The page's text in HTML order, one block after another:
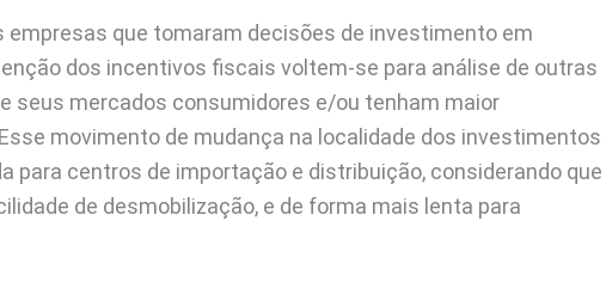
empresas que tomaram decisões de investimento em
dos incentivos fiscais voltem-se para análise de outras
seus mercados consumidores e/ou tenham maior
movimento de mudança na localidade dos investimentos
para centros de importação e distribuição, considerando que
de desmobilização, e de forma mais lenta para